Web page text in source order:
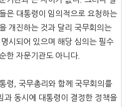
은 대통령이 임의적으로 요청하는
개진하는 것과 달리 국무회의는
시되어 있으며 해당 심의는 필수
한 자문기관도 아니다.
령, 국무총리와 함께 국무회의를
과 동시에 대통령이 결정한 정책을